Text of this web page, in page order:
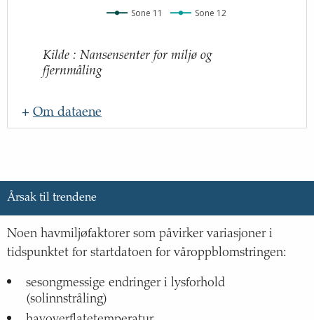
Sone 11 Sone 12
Kilde : Nansensenter for miljø og
fjernmåling
+ Om dataene
Kilde:
Beskrivelse:
Årsak til trendene
Noen havmiljøfaktorer som påvirker variasjoner i
tidspunktet for startdatoen for våroppblomstringen:
sesongmessige endringer i lysforhold
(solinnstråling)